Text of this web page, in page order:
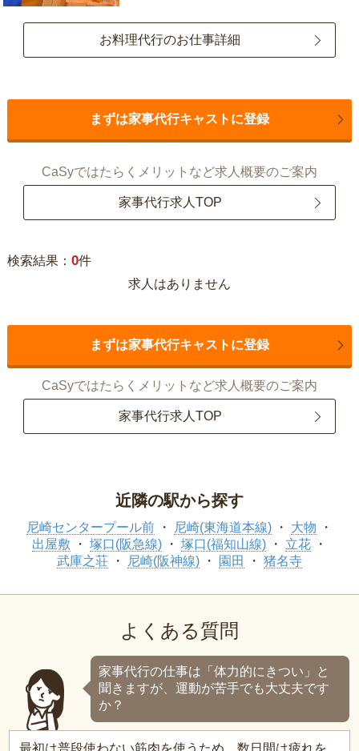
お料理代行のお仕事詳細
まずは家事代行キャストに登録
CaSyではたらくメリットなど求人概要のご案内
家事代行求人TOP
検索結果： 0件
求人はありません
まずは家事代行キャストに登録
CaSyではたらくメリットなど求人概要のご案内
家事代行求人TOP
近隣の駅から探す
尼崎センタープール前 尼崎(東海道本線)
大物
出屋敷
塚口(阪急線) 塚口(福知山線)
立花
武庫之荘
尼崎(阪神線) 園田 猪名寺
よくある質問
家事代行の仕事は「体力的にきつい」と
聞きますが、運動が苦手でも大丈夫です
か？
最初は普段使わない筋肉を使うため、数日間は疲れを